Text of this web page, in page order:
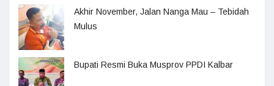
Akhir November, Jalan Nanga Mau – Tebidah
Mulus
Bupati Resmi Buka Musprov PPDI Kalbar